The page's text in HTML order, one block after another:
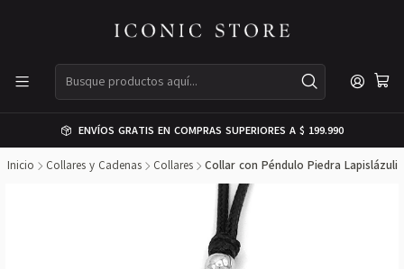
ENVÍOS GRATIS EN COMPRAS SUPERIORES A $ 199.990
Inicio Collares y Cadenas Collares Collar con Péndulo Piedra Lapislázuli